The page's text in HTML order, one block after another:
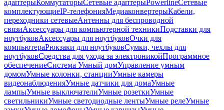
адаптерыКоммутаторыСетевые адаптерыPowerlineСетевые
комплектующиеIP-телефонияМедиаконвертерыКабели,
переходники сетевыеАнтенны для беспроводной
связиАксессуары для компьютерной техникиПодставки для
ноутбуковАксессуары для ноутбуковОчки для
компьютераРюкзаки для ноутбуковСумки, чехлы для
ноутбуковСредства для ухода за электроникойПрограммное
обеспечениеСистема Умный домУправление умным
домомУмные колонки, станцииУмные камеры
видеонаблюденияУмные датчики для домаУмные
лампыУмные выключателиУмные розеткиУмные
светильникиУмные светодиодные лентыУмные релеУмные